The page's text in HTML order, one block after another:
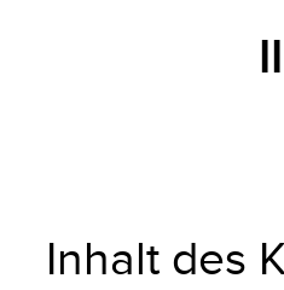
Inhalt des